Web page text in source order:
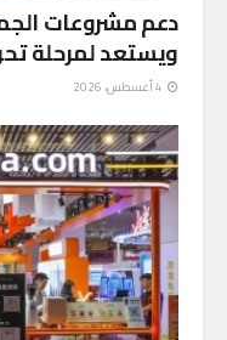
دعم مشروعات
ويستعد لمرحلة